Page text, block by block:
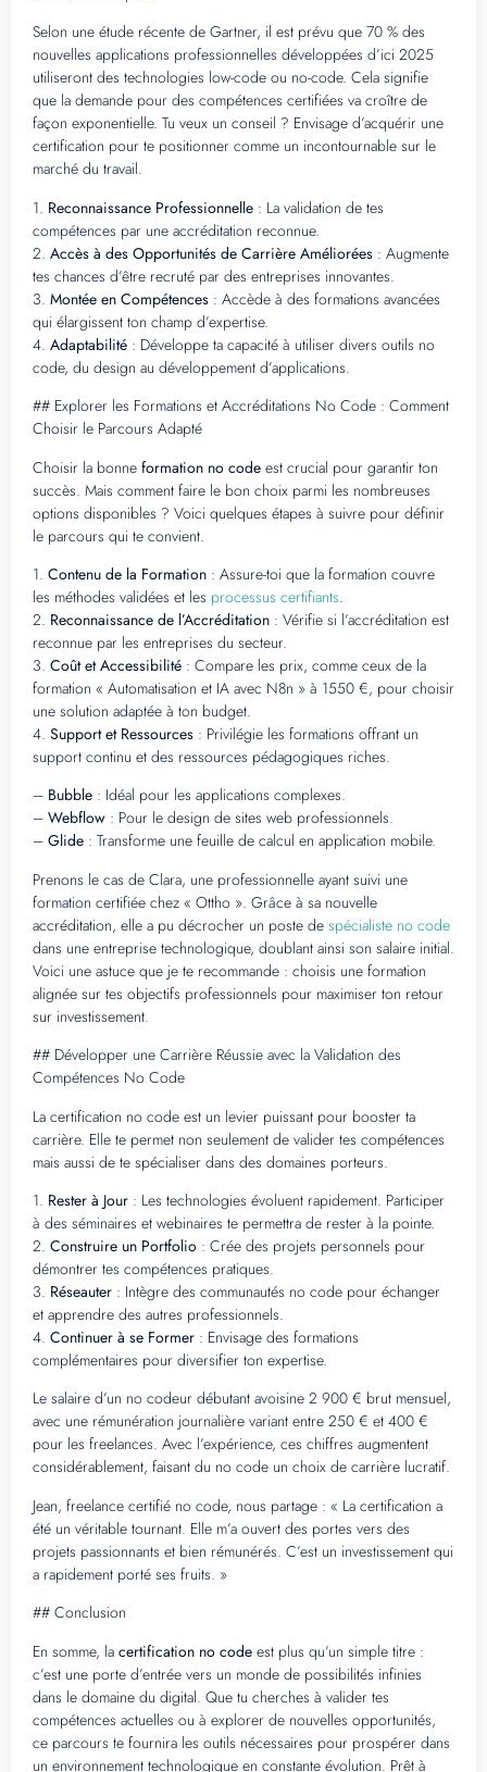
Selon une étude récente de Gartner, il est prévu que 70 % des
nouvelles applications professionnelles développées d’ici 2025
utiliseront des technologies low-code ou no-code. Cela signifie
que la demande pour des compétences certifiées va croître de
façon exponentielle. Tu veux un conseil ? Envisage d’acquérir une
certification pour te positionner comme un incontournable sur le
marché du travail.
1. Reconnaissance Professionnelle : La validation de tes
compétences par une accréditation reconnue.
2. Accès à des Opportunités de Carrière Améliorées : Augmente
tes chances d’être recruté par des entreprises innovantes.
3. Montée en Compétences : Accède à des formations avancées
qui élargissent ton champ d’expertise.
4. Adaptabilité : Développe ta capacité à utiliser divers outils no
code, du design au développement d’applications.
## Explorer les Formations et Accréditations No Code : Comment
Choisir le Parcours Adapté
Choisir la bonne formation no code est crucial pour garantir ton
succès. Mais comment faire le bon choix parmi les nombreuses
options disponibles ? Voici quelques étapes à suivre pour définir
le parcours qui te convient.
1. Contenu de la Formation : Assure-toi que la formation couvre
les méthodes validées et les processus certifiants.
2. Reconnaissance de l’Accréditation : Vérifie si l’accréditation est
reconnue par les entreprises du secteur.
3. Coût et Accessibilité : Compare les prix, comme ceux de la
formation « Automatisation et IA avec N8n » à 1550 €, pour choisir
une solution adaptée à ton budget.
4. Support et Ressources : Privilégie les formations offrant un
support continu et des ressources pédagogiques riches.
– Bubble : Idéal pour les applications complexes.
– Webflow : Pour le design de sites web professionnels.
– Glide : Transforme une feuille de calcul en application mobile.
Prenons le cas de Clara, une professionnelle ayant suivi une
formation certifiée chez « Ottho ». Grâce à sa nouvelle
accréditation, elle a pu décrocher un poste de spécialiste no code
dans une entreprise technologique, doublant ainsi son salaire initial.
Voici une astuce que je te recommande : choisis une formation
alignée sur tes objectifs professionnels pour maximiser ton retour
sur investissement.
## Développer une Carrière Réussie avec la Validation des
Compétences No Code
La certification no code est un levier puissant pour booster ta
carrière. Elle te permet non seulement de valider tes compétences
mais aussi de te spécialiser dans des domaines porteurs.
1. Rester à Jour : Les technologies évoluent rapidement. Participer
à des séminaires et webinaires te permettra de rester à la pointe.
2. Construire un Portfolio : Crée des projets personnels pour
démontrer tes compétences pratiques.
3. Réseauter : Intègre des communautés no code pour échanger
et apprendre des autres professionnels.
4. Continuer à se Former : Envisage des formations
complémentaires pour diversifier ton expertise.
Le salaire d’un no codeur débutant avoisine 2 900 € brut mensuel,
avec une rémunération journalière variant entre 250 € et 400 €
pour les freelances. Avec l’expérience, ces chiffres augmentent
considérablement, faisant du no code un choix de carrière lucratif.
Jean, freelance certifié no code, nous partage : « La certification a
été un véritable tournant. Elle m’a ouvert des portes vers des
projets passionnants et bien rémunérés. C’est un investissement qui
a rapidement porté ses fruits. »
## Conclusion
En somme, la certification no code est plus qu’un simple titre :
c’est une porte d’entrée vers un monde de possibilités infinies
dans le domaine du digital. Que tu cherches à valider tes
compétences actuelles ou à explorer de nouvelles opportunités,
ce parcours te fournira les outils nécessaires pour prospérer dans
un environnement technologique en constante évolution. Prêt à